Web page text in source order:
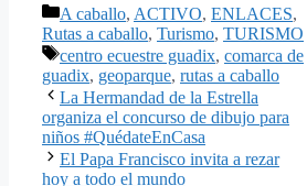
Categorías
A caballo, ACTIVO, ENLACES,
Rutas a caballo, Turismo, TURISMO
Etiquetas
centro ecuestre guadix, comarca de
guadix, geoparque, rutas a caballo
La Hermandad de la Estrella
organiza el concurso de dibujo para
niños #QuédateEnCasa
El Papa Francisco invita a rezar
hoy a todo el mundo